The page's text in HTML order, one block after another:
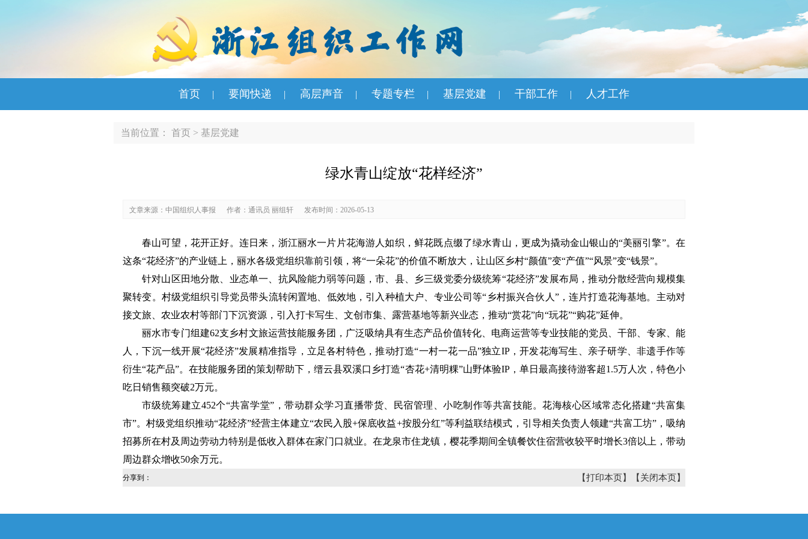
首页 | 要闻快递 | 高层声音 | 专题专栏 | 基层党建 | 干部工作 | 人才工作
当前位置： 首页 > 基层党建
绿水青山绽放“花样经济”
文章来源：中国组织人事报 作者：通讯员 丽组轩 发布时间：2026-05-13
春山可望，花开正好。连日来，浙江丽水一片片花海游人如织，鲜花既点缀了绿水青山，更成为撬动金山银山的“美丽引擎”。在
这条“花经济”的产业链上，丽水各级党组织靠前引领，将“一朵花”的价值不断放大，让山区乡村“颜值”变“产值”“风景”变“钱景”。
针对山区田地分散、业态单一、抗风险能力弱等问题，市、县、乡三级党委分级统筹“花经济”发展布局，推动分散经营向规模集
聚转变。村级党组织引导党员带头流转闲置地、低效地，引入种植大户、专业公司等“乡村振兴合伙人”，连片打造花海基地。主动对
接文旅、农业农村等部门下沉资源，引入打卡写生、文创市集、露营基地等新兴业态，推动“赏花”向“玩花”“购花”延伸。
丽水市专门组建62支乡村文旅运营技能服务团，广泛吸纳具有生态产品价值转化、电商运营等专业技能的党员、干部、专家、能
人，下沉一线开展“花经济”发展精准指导，立足各村特色，推动打造“一村一花一品”独立IP，开发花海写生、亲子研学、非遗手作等
衍生“花产品”。在技能服务团的策划帮助下，缙云县双溪口乡打造“杏花+清明粿”山野体验IP，单日最高接待游客超1.5万人次，特色小
吃日销售额突破2万元。
市级统筹建立452个“共富学堂”，带动群众学习直播带货、民宿管理、小吃制作等共富技能。花海核心区域常态化搭建“共富集
市”。村级党组织推动“花经济”经营主体建立“农民入股+保底收益+按股分红”等利益联结模式，引导相关负责人领建“共富工坊”，吸纳
招募所在村及周边劳动力特别是低收入群体在家门口就业。在龙泉市住龙镇，樱花季期间全镇餐饮住宿营收较平时增长3倍以上，带动
周边群众增收50余万元。
分享到： 【打印本页】 【关闭本页】